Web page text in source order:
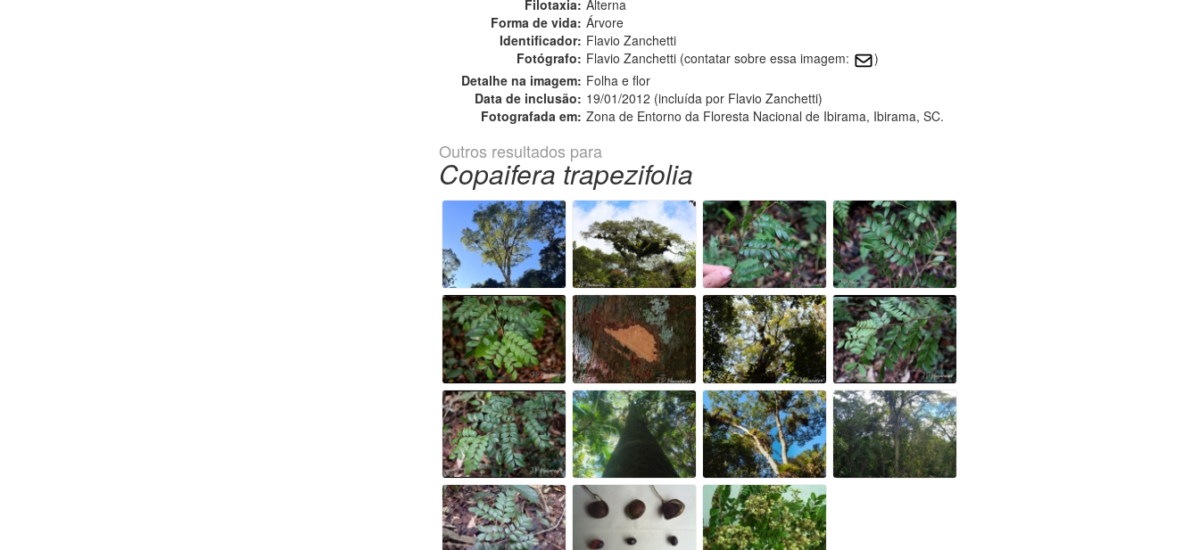
Filotaxia: Alterna
Forma de vida: Árvore
Identificador: Flavio Zanchetti
Fotógrafo: Flavio Zanchetti (contatar sobre essa imagem:
)
Detalhe na imagem: Folha e flor
Data de inclusão: 19/01/2012 (incluída por Flavio Zanchetti)
Fotografada em: Zona de Entorno da Floresta Nacional de Ibirama, Ibirama, SC.
Outros resultados para
Copaifera trapezifolia